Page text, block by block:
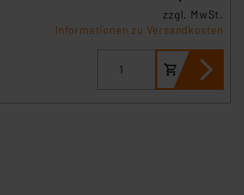
zzgl. MwSt.
Informationen zu Versandkosten